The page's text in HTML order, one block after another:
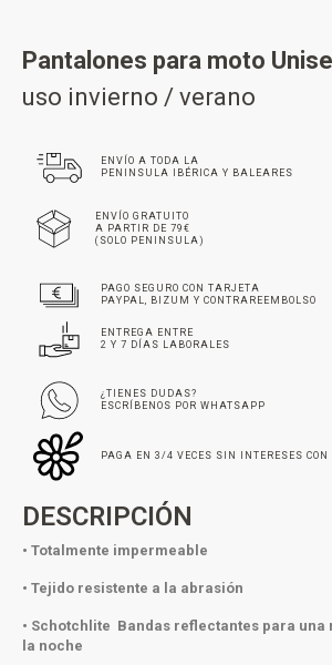
Pantalones para moto
uso invierno / verano
ENVÍO A TODA LA
PENINSULA IBÉRICA Y BALEARES
ENVÍO GRATUITO
A PARTIR DE 79€
(SOLO PENINSULA)
PAGO SEGURO CON TARJETA
PAYPAL, BIZUM Y CONTRAREEMBOLSO
ENTREGA ENTRE
2 Y 7 DÍAS LABORALES
¿TIENES DUDAS?
ESCRÍBENOS POR WHATSAPP
PAGA EN 3/4 VECES SIN INTERESES CON
DESCRIPCIÓN
• Totalmente impermeable
• Tejido resistente a la abrasión
• Schotchlite Bandas reflectantes para
la noche